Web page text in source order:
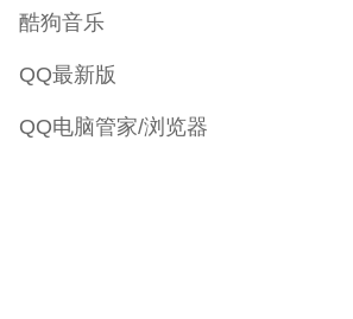
酷狗音乐
QQ最新版
QQ电脑管家/浏览器